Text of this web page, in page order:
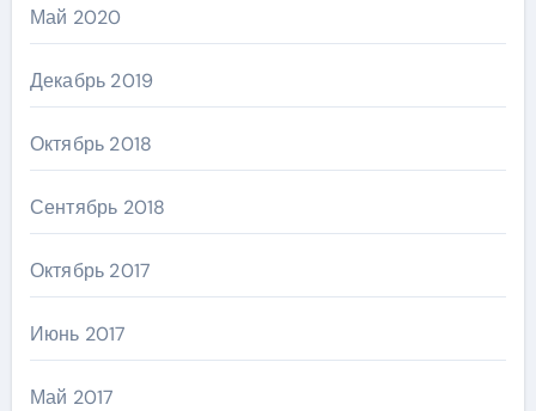
Май 2020
Декабрь 2019
Октябрь 2018
Сентябрь 2018
Октябрь 2017
Июнь 2017
Май 2017